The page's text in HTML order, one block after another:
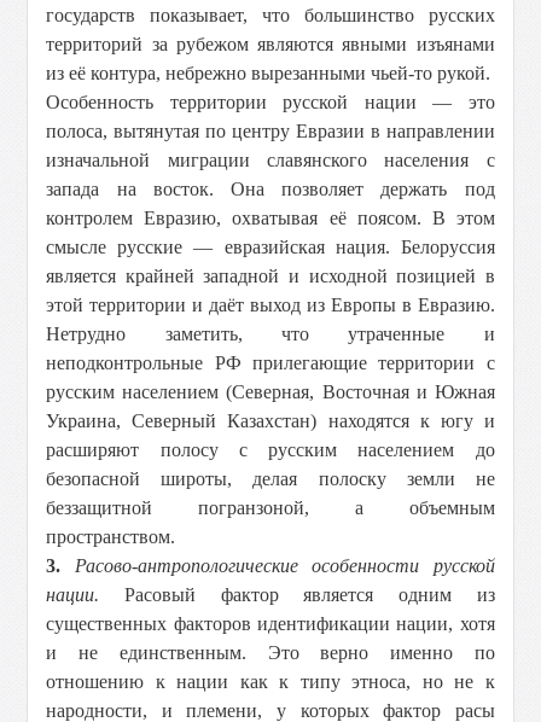
государств показывает, что большинство русских
территорий за рубежом являются явными изъянами
из её контура, небрежно вырезанными чьей-то рукой.
Особенность территории русской нации — это
полоса, вытянутая по центру Евразии в направлении
изначальной миграции славянского населения с
запада на восток. Она позволяет держать под
контролем Евразию, охватывая её поясом. В этом
смысле русские — евразийская нация. Белоруссия
является крайней западной и исходной позицией в
этой территории и даёт выход из Европы в Евразию.
Нетрудно заметить, что утраченные и
неподконтрольные РФ прилегающие территории с
русским населением (Северная, Восточная и Южная
Украина, Северный Казахстан) находятся к югу и
расширяют полосу с русским населением до
безопасной широты, делая полоску земли не
беззащитной погранзоной, а объемным
пространством.
3.
Расово-антропологические особенности русской
нации. Расовый фактор является одним из
существенных факторов идентификации нации, хотя
и не единственным. Это верно именно по
отношению к нации как к типу этноса, но не к
народности, и племени, у которых фактор расы